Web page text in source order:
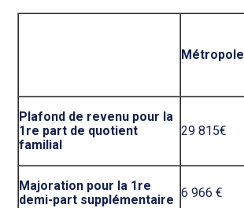
Métropole
Plafond de revenu pour la
1re part de quotient
familial
29 815€
Majoration pour la 1re
demi-part supplémentaire 6 966 €